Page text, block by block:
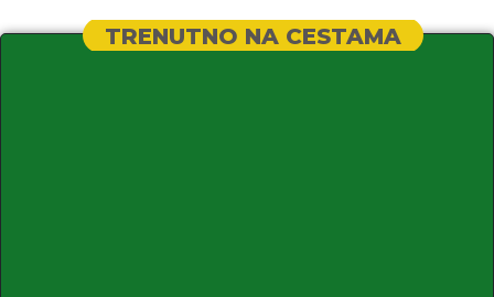
TRENUTNO NA CESTAMA